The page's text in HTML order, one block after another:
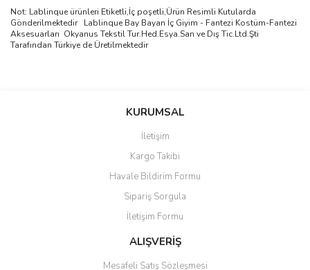
Not: Lablinque ürünleri Etiketli,İç poşetli,Ürün Resimli Kutularda
Gönderilmektedir Lablinque Bay Bayan İç Giyim - Fantezi Kostüm-Fantezi
Aksesuarları Okyanus Tekstil Tur.Hed.Esya.San ve DışTic.Ltd.Şti
Tarafından Türkiye de Üretilmektedir
Bu ürüne ilk yorumu siz yapın!
Ürün resmi kalitesiz, bozuk veya görüntülenemiyor.
Ürün açıklamasında eksik bilgiler bulunuyor.
Ürün bilgilerinde hatalar bulunuyor.
Ürün fiyatı diğer sitelerden daha pahalı.
Bu ürüne benzer farklı alternatifler olmalı.
KURUMSAL
İletişim
Kargo Takibi
Havale Bildirim Formu
Sipariş Sorgula
İletişim Formu
ALIŞVERİŞ
Mesafeli Satış Sözleşmesi